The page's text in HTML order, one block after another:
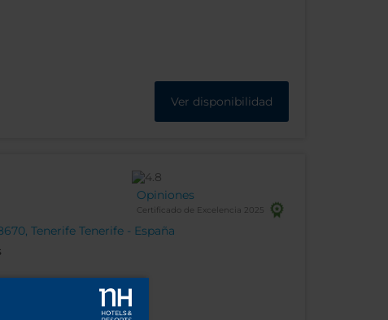
Ver disponibilidad
Tenerife Tenerife - España
Opiniones
Certificado de Excelencia 2025